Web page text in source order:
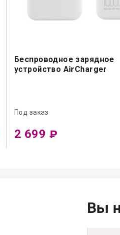
Беспроводное зарядное
устройство AirCharger
Под заказ
2 699 ₽
Вы